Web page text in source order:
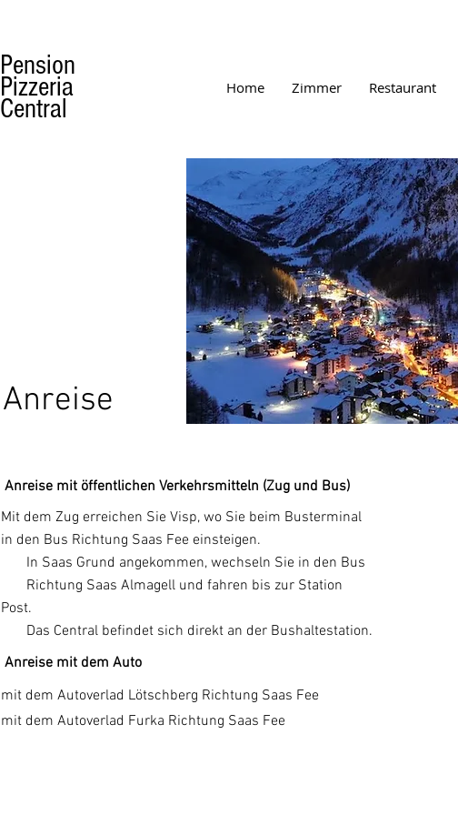
Pension
Pizzeria
Central
Home Zimmer Restaurant
Anreise
Anreise mit öffentlichen Verkehrsmitteln (Zug und Bus)
Mit dem Zug erreichen Sie Visp, wo Sie beim Busterminal
in den Bus Richtung Saas Fee einsteigen.
In Saas Grund angekommen, wechseln Sie in den Bus
Richtung Saas Almagell und fahren bis zur Station
Post.
Das Central befindet sich direkt an der Bushaltestation.
Anreise mit dem Auto
mit dem Autoverlad Lötschberg Richtung Saas Fee
mit dem Autoverlad Furka Richtung Saas Fee